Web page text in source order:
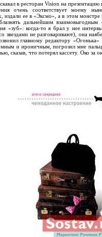
в ресторан Vision на
очень соответствует моему
издали ее в «Эксмо», а в этом
дальнейшим взаимовыгодным
«зуб»: когда-то я брал у нее
звездами не разговаривают), она
главному редактору
и ироничным, погрозил мне
сказав, что потерял кассету. Око за